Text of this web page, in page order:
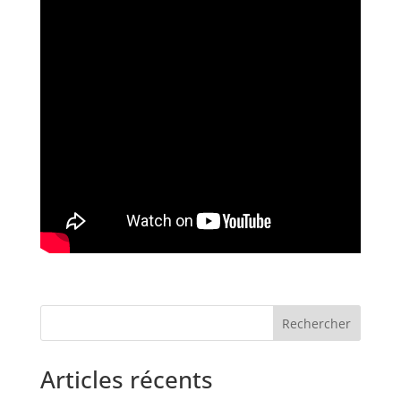
Rechercher
Articles récents